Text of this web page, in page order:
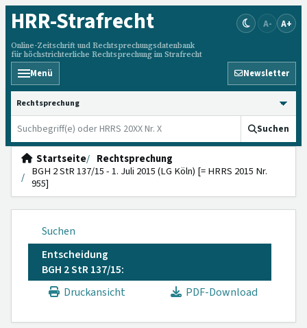
HRR-Strafrecht
Online-Zeitschrift und Rechtsprechungsdatenbank
für höchstrichterliche Rechtsprechung im Strafrecht
A- A+
Menü Newsletter
HRRS durchsuchen
Suchen
Startseite
Rechtsprechung
BGH 2 StR 137/15 - 1. Juli 2015 (LG Köln) [= HRRS 2015 Nr.
955]
Suchen
Entscheidung
BGH 2 StR 137/15:
Druckansicht
PDF-Download